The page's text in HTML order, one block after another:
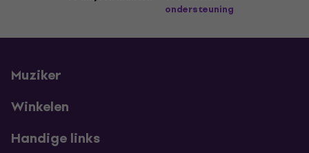
ondersteuning
Muziker
Winkelen
Handige links